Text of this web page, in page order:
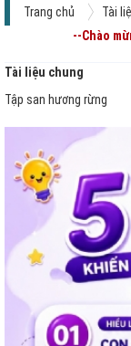
Trang chủ
Tài
--Chào mừng
Tài liệu chung
Tập san hương rừng